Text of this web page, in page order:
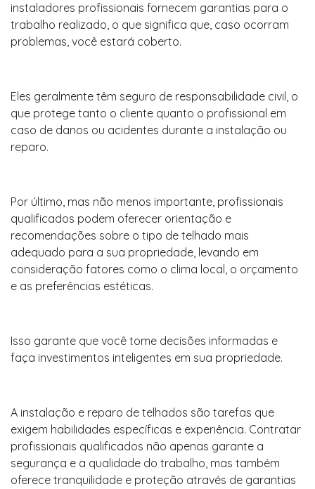
instaladores profissionais fornecem garantias para o
trabalho realizado, o que significa que, caso ocorram
problemas, você estará coberto.
Eles geralmente têm seguro de responsabilidade civil, o
que protege tanto o cliente quanto o profissional em
caso de danos ou acidentes durante a instalação ou
reparo.
Por último, mas não menos importante, profissionais
qualificados podem oferecer orientação e
recomendações sobre o tipo de telhado mais
adequado para a sua propriedade, levando em
consideração fatores como o clima local, o orçamento
e as preferências estéticas.
Isso garante que você tome decisões informadas e
faça investimentos inteligentes em sua propriedade.
A instalação e reparo de telhados são tarefas que
exigem habilidades específicas e experiência. Contratar
profissionais qualificados não apenas garante a
segurança e a qualidade do trabalho, mas também
oferece tranquilidade e proteção através de garantias